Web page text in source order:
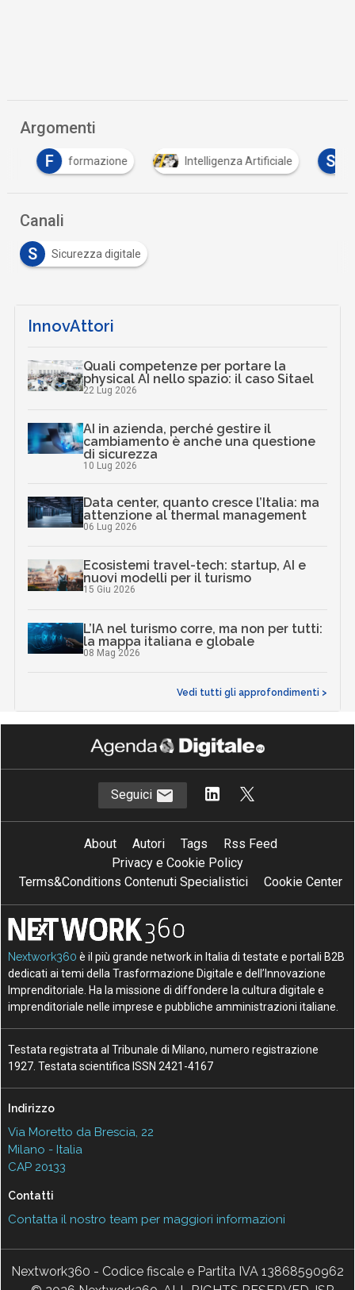
Argomenti
F
formazione Intelligenza Artificiale S
Canali
S
Sicurezza digitale
InnovAttori
Quali competenze per portare la
physical AI nello spazio: il caso Sitael
22 Lug 2026
AI in azienda, perché gestire il
cambiamento è anche una questione
di sicurezza
10 Lug 2026
Data center, quanto cresce l’Italia: ma
attenzione al thermal management
06 Lug 2026
Ecosistemi travel-tech: startup, AI e
nuovi modelli per il turismo
15 Giu 2026
L’IA nel turismo corre, ma non per tutti:
la mappa italiana e globale
08 Mag 2026
Vedi tutti gli approfondimenti >
Seguici
About Autori Tags
Rss Feed
Privacy e Cookie Policy
Terms&Conditions Contenuti Specialistici
Cookie Center
Nextwork360 è il più grande network in Italia di testate e portali B2B
dedicati ai temi della Trasformazione Digitale e dell’Innovazione
Imprenditoriale. Ha la missione di diffondere la cultura digitale e
imprenditoriale nelle imprese e pubbliche amministrazioni italiane.
Testata registrata al Tribunale di Milano, numero registrazione
1927. Testata scientifica ISSN 2421-4167
Indirizzo
Via Moretto da Brescia, 22
Milano - Italia
CAP 20133
Contatti
Contatta il nostro team per maggiori informazioni
Nextwork360 - Codice fiscale e Partita IVA 13868590962